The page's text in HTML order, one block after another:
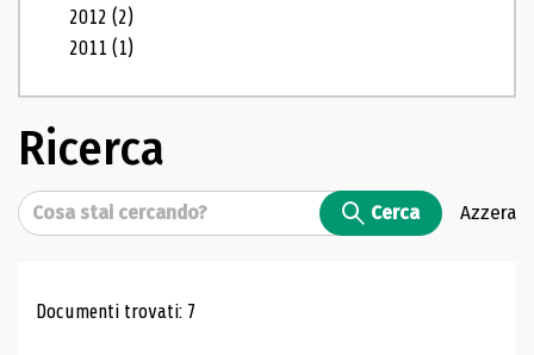
2012(2)
2011(1)
Ricerca
Cerca Cerca Azzera
Risultati di ricerca
Documenti trovati: 7